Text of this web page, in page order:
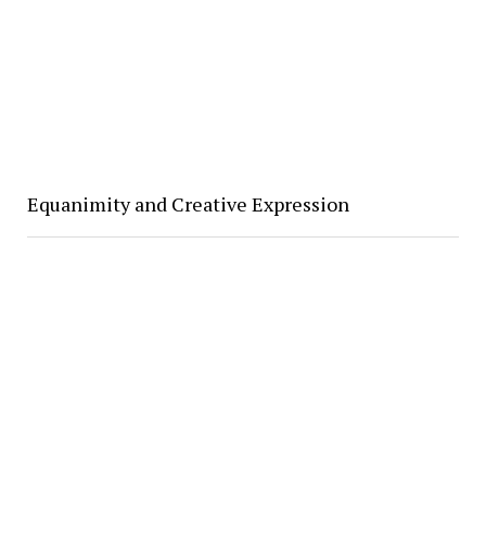
Equanimity and Creative Expression